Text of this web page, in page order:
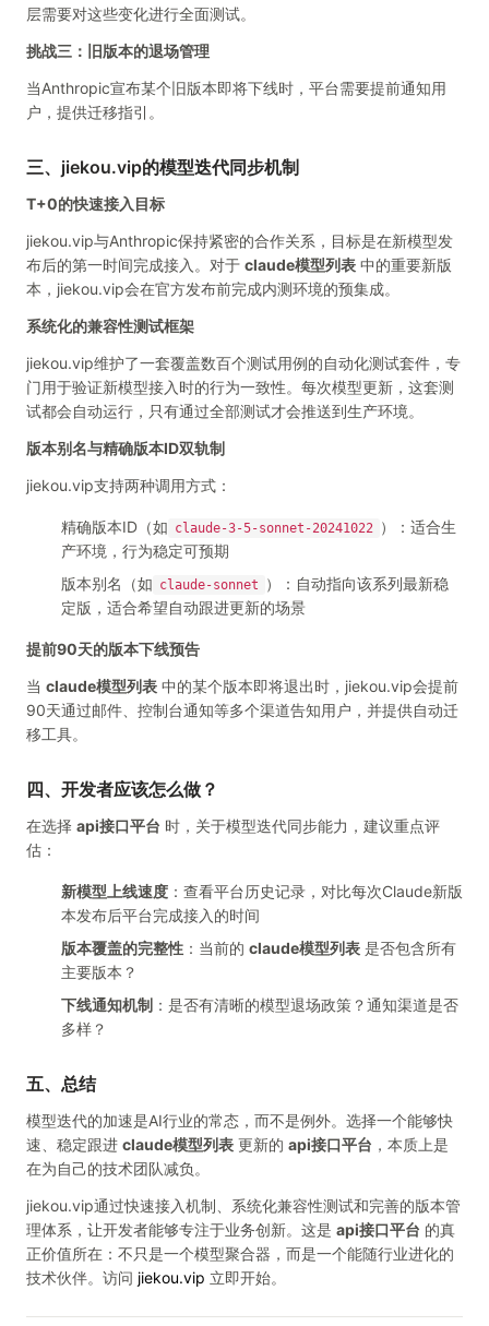
层需要对这些变化进行全面测试。
挑战三：旧版本的退场管理
当Anthropic宣布某个旧版本即将下线时，平台需要提前通知用
户，提供迁移指引。
三、jiekou.vip的模型迭代同步机制
T+0的快速接入目标
jiekou.vip与Anthropic保持紧密的合作关系，目标是在新模型发
布后的第一时间完成接入。对于 claude模型列表 中的重要新版
本，jiekou.vip会在官方发布前完成内测环境的预集成。
系统化的兼容性测试框架
jiekou.vip维护了一套覆盖数百个测试用例的自动化测试套件，专
门用于验证新模型接入时的行为一致性。每次模型更新，这套测
试都会自动运行，只有通过全部测试才会推送到生产环境。
版本别名与精确版本ID双轨制
jiekou.vip支持两种调用方式：
精确版本ID（如 claude-3-5-sonnet-20241022 ）：适合生
产环境，行为稳定可预期
版本别名（如 claude-sonnet
）：自动指向该系列最新稳
定版，适合希望自动跟进更新的场景
提前90天的版本下线预告
当 claude模型列表 中的某个版本即将退出时，jiekou.vip会提前
90天通过邮件、控制台通知等多个渠道告知用户，并提供自动迁
移工具。
四、开发者应该怎么做？
在选择 api接口平台 时，关于模型迭代同步能力，建议重点评
估：
新模型上线速度 ：查看平台历史记录，对比每次Claude新版
本发布后平台完成接入的时间
版本覆盖的完整性 ：当前的 claude模型列表 是否包含所有
主要版本？
下线通知机制 ：是否有清晰的模型退场政策？通知渠道是否
多样？
五、总结
模型迭代的加速是AI行业的常态，而不是例外。选择一个能够快
速、稳定跟进 claude模型列表 更新的 api接口平台 ，本质上是
在为自己的技术团队减负。
jiekou.vip通过快速接入机制、系统化兼容性测试和完善的版本管
理体系，让开发者能够专注于业务创新。这是 api接口平台 的真
正价值所在：不只是一个模型聚合器，而是一个能随行业进化的
技术伙伴。访问 jiekou.vip 立即开始。